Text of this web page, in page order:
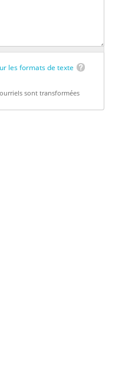
les formats de texte
sont transformées